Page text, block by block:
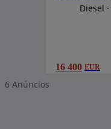
Diesel
16 400 EUR
6 Anúncios